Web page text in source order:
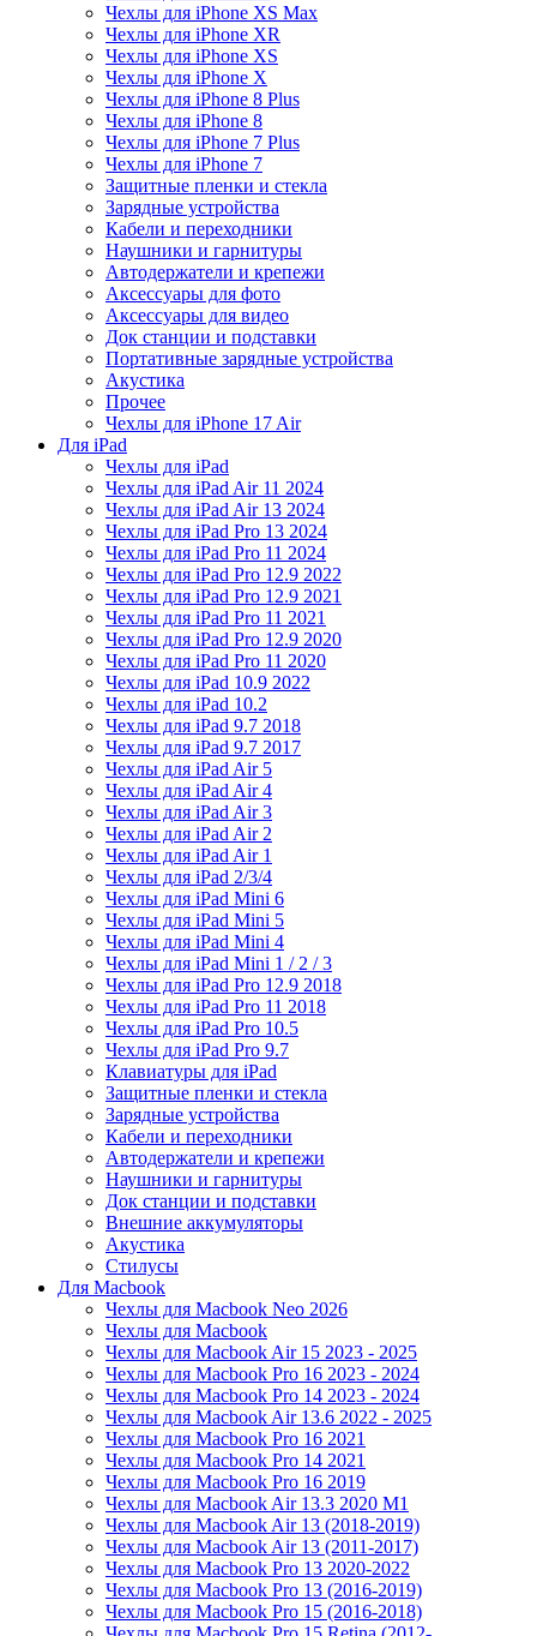
Чехлы для iPhone XS Max
Чехлы для iPhone XR
Чехлы для iPhone XS
Чехлы для iPhone X
Чехлы для iPhone 8 Plus
Чехлы для iPhone 8
Чехлы для iPhone 7 Plus
Чехлы для iPhone 7
Защитные пленки и стекла
Зарядные устройства
Кабели и переходники
Наушники и гарнитуры
Автодержатели и крепежи
Аксессуары для фото
Аксессуары для видео
Док станции и подставки
Портативные зарядные устройства
Акустика
Прочее
Чехлы для iPhone 17 Air
Для iPad
Чехлы для iPad
Чехлы для iPad Air 11 2024
Чехлы для iPad Air 13 2024
Чехлы для iPad Pro 13 2024
Чехлы для iPad Pro 11 2024
Чехлы для iPad Pro 12.9 2022
Чехлы для iPad Pro 12.9 2021
Чехлы для iPad Pro 11 2021
Чехлы для iPad Pro 12.9 2020
Чехлы для iPad Pro 11 2020
Чехлы для iPad 10.9 2022
Чехлы для iPad 10.2
Чехлы для iPad 9.7 2018
Чехлы для iPad 9.7 2017
Чехлы для iPad Air 5
Чехлы для iPad Air 4
Чехлы для iPad Air 3
Чехлы для iPad Air 2
Чехлы для iPad Air 1
Чехлы для iPad 2/3/4
Чехлы для iPad Mini 6
Чехлы для iPad Mini 5
Чехлы для iPad Mini 4
Чехлы для iPad Mini 1 / 2 / 3
Чехлы для iPad Pro 12.9 2018
Чехлы для iPad Pro 11 2018
Чехлы для iPad Pro 10.5
Чехлы для iPad Pro 9.7
Клавиатуры для iPad
Защитные пленки и стекла
Зарядные устройства
Кабели и переходники
Автодержатели и крепежи
Наушники и гарнитуры
Док станции и подставки
Внешние аккумуляторы
Акустика
Стилусы
Для Macbook
Чехлы для Macbook Neo 2026
Чехлы для Macbook
Чехлы для Macbook Air 15 2023 - 2025
Чехлы для Macbook Pro 16 2023 - 2024
Чехлы для Macbook Pro 14 2023 - 2024
Чехлы для Macbook Air 13.6 2022 - 2025
Чехлы для Macbook Pro 16 2021
Чехлы для Macbook Pro 14 2021
Чехлы для Macbook Pro 16 2019
Чехлы для Macbook Air 13.3 2020 M1
Чехлы для Macbook Air 13 (2018-2019)
Чехлы для Macbook Air 13 (2011-2017)
Чехлы для Macbook Pro 13 2020-2022
Чехлы для Macbook Pro 13 (2016-2019)
Чехлы для Macbook Pro 15 (2016-2018)